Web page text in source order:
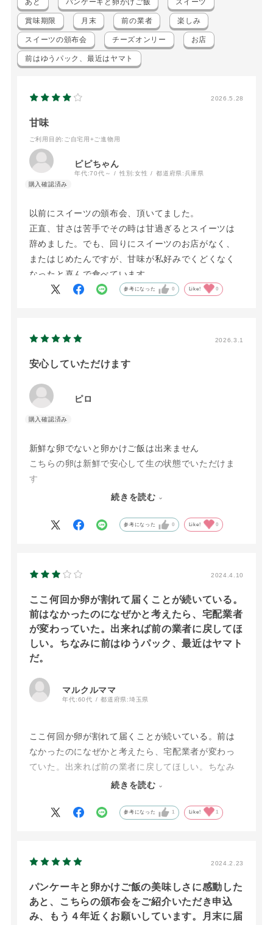
あと パンケーキと卵かけご飯 スイーツ
賞味期限 月末 前の業者 楽しみ
スイーツの頒布会 チーズオンリー お店
前はゆうパック、最近はヤマト
2026.5.28
甘味
ご利用目的:ご自宅用+ご進物用
ピピちゃん
年代:70代～ 性別:女性 都道府県:兵庫県
以前にスイーツの頒布会、頂いてました。
正直、甘さは苦手でその時は甘過ぎるとスイーツは
辞めました。でも、回りにスイーツのお店がなく、
またはじめたんですが、甘味が私好みでくどくなく
なったと喜んで食べています。
参考になった 0 Like! 0
2026.3.1
安心していただけます
ピロ
新鮮な卵でないと卵かけご飯は出来ません
こちらの卵は新鮮で安心して生の状態でいただけま
す
スイーツも毎月楽しみです
パフェ等等をいただきたいと思います
続きを読む
参考になった 0 Like! 0
2024.4.10
ここ何回か卵が割れて届くことが続いている。
前はなかったのになぜかと考えたら、宅配業者
が変わっていた。出来れば前の業者に戻してほ
しい。ちなみに前はゆうパック、最近はヤマト
だ。
マルクルママ
年代:60代 都道府県:埼玉県
ここ何回か卵が割れて届くことが続いている。前は
なかったのになぜかと考えたら、宅配業者が変わっ
ていた。出来れば前の業者に戻してほしい。ちなみ
に前はゆうパック、最近はヤマトだ。
それと届くケーキの内容によって賞味期限がすごく
ので、とても微妙である
続きを読む
参考になった 1 Like! 1
2024.2.23
パンケーキと卵かけご飯の美味しさに感動した
あと、こちらの頒布会をご紹介いただき申込
み、もう４年近くお願いしています。月末に届